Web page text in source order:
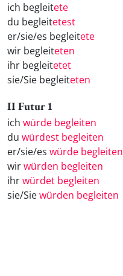
ich begleitete
du begleitetest
er/sie/es begleitete
wir begleiteten
ihr begleitetet
sie/Sie begleiteten
II Futur 1
ich würde begleiten
du würdest begleiten
er/sie/es würde begleiten
wirwürden begleiten
ihrwürdet begleiten
sie/Siewürden begleiten